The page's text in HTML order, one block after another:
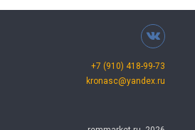
+7 (910) 418-99-73
kronasc@yandex.ru